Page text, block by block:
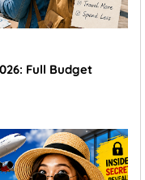
Full Budget